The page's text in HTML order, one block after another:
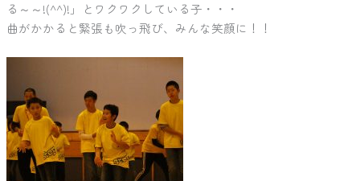
る～～!(^^)!」とワクワクしている子・・・
曲がかかると緊張も吹っ飛び、みんな笑顔に！！